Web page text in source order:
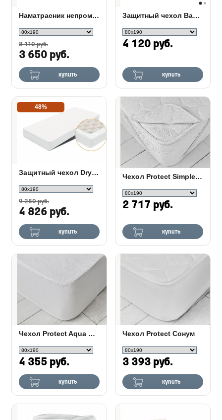
Наматрасник непромокаемый Dry
8 110 руб.
3 650 руб.
купить
Защитный чехол Base Elastic
4 120 руб.
купить
48%
Защитный чехол Dry Big
9 280 руб.
4 826 руб.
купить
Чехол Protect Simple Сонум
2 717 руб.
купить
Чехол Protect Aqua Сонум
4 355 руб.
купить
Чехол Protect Сонум
3 393 руб.
купить